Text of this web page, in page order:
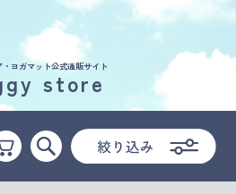
覧
・ヨガマット公式通販サイト
store